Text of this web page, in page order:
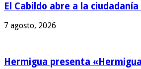
El Cabildo abre a la
7 agosto, 2026
Hermigua presenta